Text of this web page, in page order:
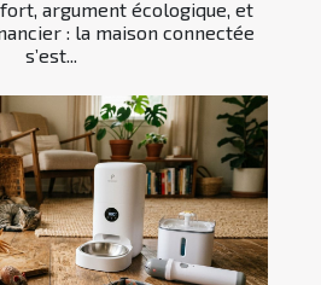
argument écologique, et
: la maison connectée
s’est...